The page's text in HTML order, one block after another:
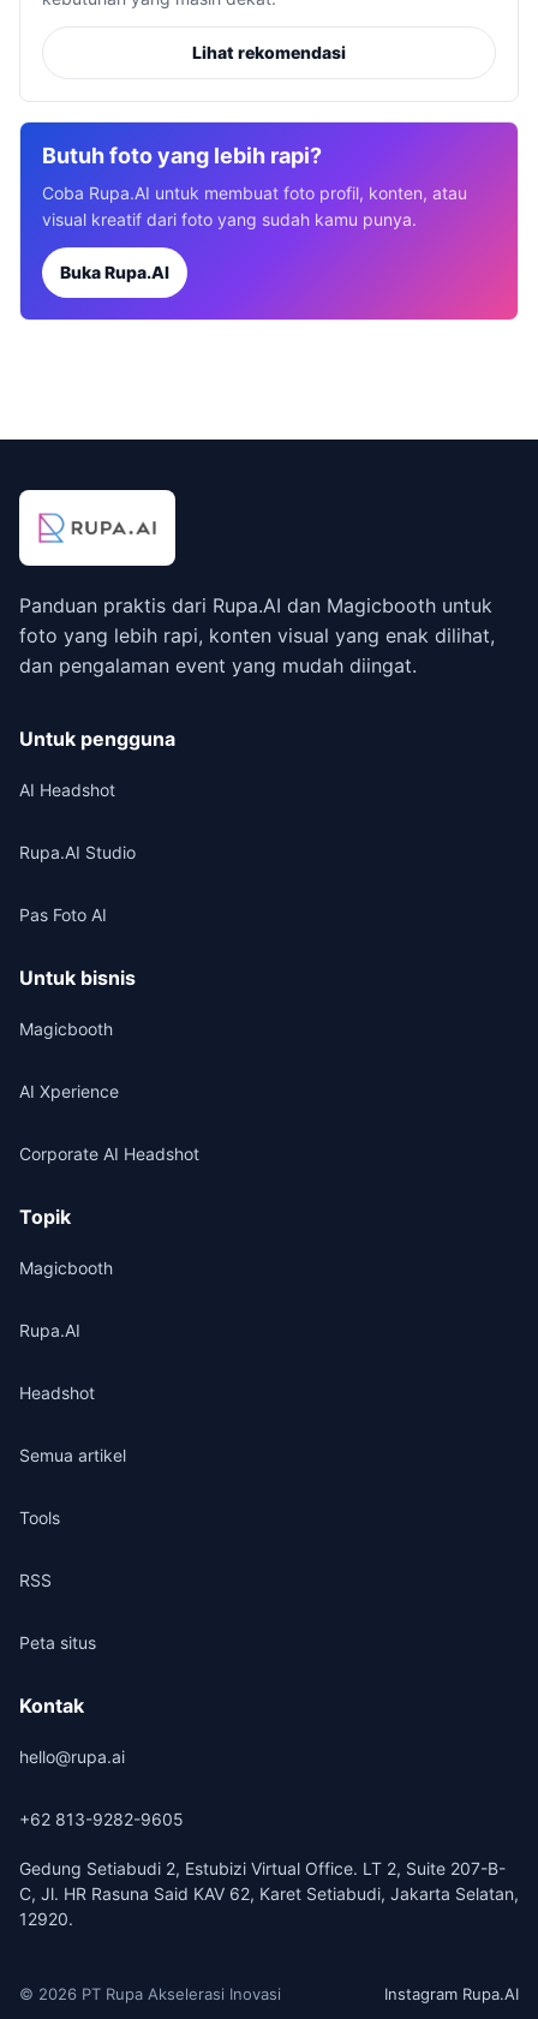
Lihat rekomendasi
Butuh foto yang lebih rapi?
Coba Rupa.AI untuk membuat foto profil, konten, atau
visual kreatif dari foto yang sudah kamu punya.
Buka Rupa.AI
Panduan praktis dari Rupa.AI dan Magicbooth untuk
foto yang lebih rapi, konten visual yang enak dilihat,
dan pengalaman event yang mudah diingat.
Untuk pengguna
AI Headshot
Rupa.AI Studio
Pas Foto AI
Untuk bisnis
Magicbooth
AI Xperience
Corporate AI Headshot
Topik
Magicbooth
Rupa.AI
Headshot
Semua artikel
Tools
RSS
Peta situs
Kontak
hello@rupa.ai
+62 813-9282-9605
Gedung Setiabudi 2, Estubizi Virtual Office. LT 2, Suite 207-B-
C, Jl. HR Rasuna Said KAV 62, Karet Setiabudi, Jakarta Selatan,
12920.
© 2026 PT Rupa Akselerasi Inovasi Instagram Rupa.AI